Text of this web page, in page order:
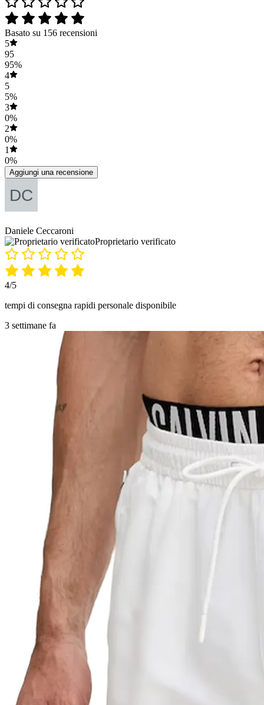
Basato su 156 recensioni
5
95
95%
4
5
5%
3
0%
2
0%
1
0%
Aggiungi una recensione
Daniele Ceccaroni
Proprietario verificato
4/5
tempi di consegna rapidi personale disponibile
3 settimane fa